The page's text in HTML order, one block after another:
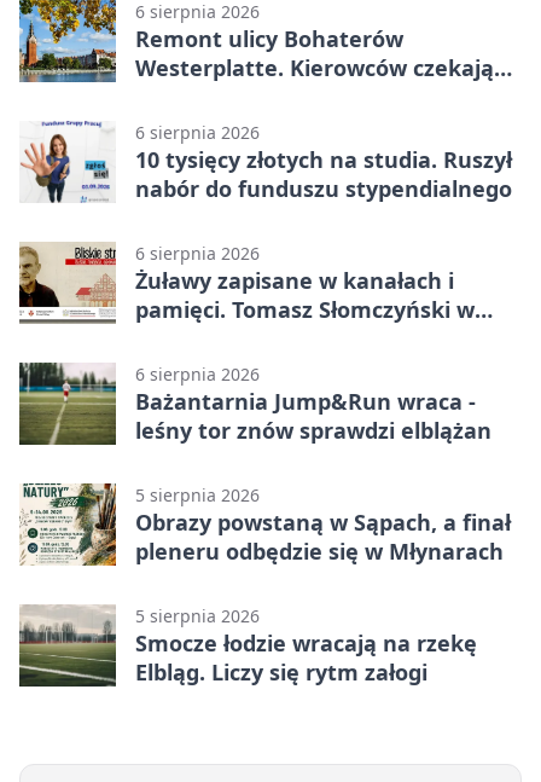
6 sierpnia 2026
Remont ulicy Bohaterów
Westerplatte. Kierowców czekają
6 sierpnia 2026
10 tysięcy złotych na studia. Ruszył
nabór do funduszu stypendialnego
6 sierpnia 2026
Żuławy zapisane w kanałach i
pamięci. Tomasz Słomczyński w
6 sierpnia 2026
Bażantarnia Jump&Run wraca -
leśny tor znów sprawdzi elblążan
5 sierpnia 2026
Obrazy powstaną w Sąpach, a finał
pleneru odbędzie się w Młynarach
5 sierpnia 2026
Smocze łodzie wracają na rzekę
Elbląg. Liczy się rytm załogi